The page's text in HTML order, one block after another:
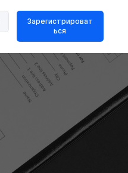
Зарегистрироват
ься